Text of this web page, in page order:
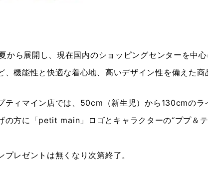
から展開し、現在国内のショッピングセンターを中
、機能性と快適な着心地、高いデザイン性を備えた商
ティマイン店では、50cm（新生児）から130cmのラ
の方に「petit main」ロゴとキャラクターの“ププ＆
プレゼントは無くなり次第終了。